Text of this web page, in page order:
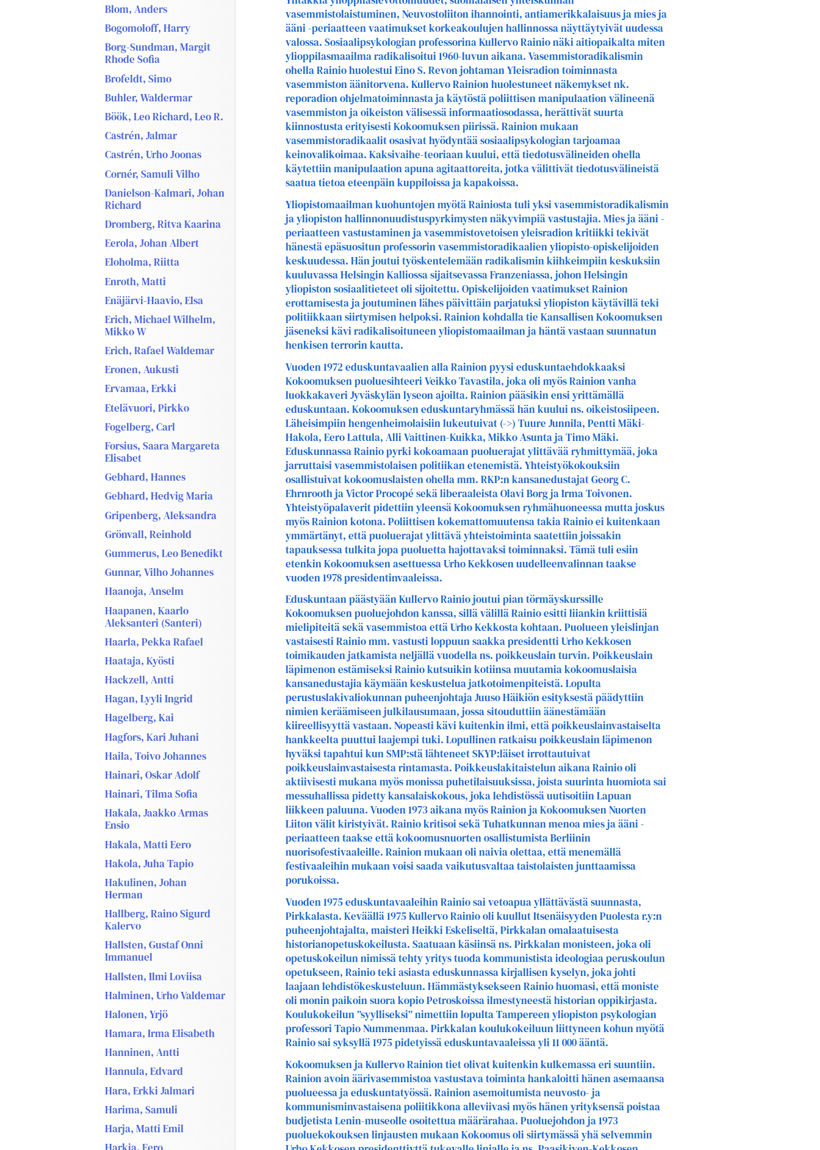
Blom, Anders
Bogomoloff, Harry
Borg-Sundman, Margit
Rhode Sofia
Brofeldt, Simo
Buhler, Waldermar
Böök, Leo Richard, Leo R.
Castrén, Jalmar
Castrén, Urho Joonas
Cornér, Samuli Vilho
Danielson-Kalmari, Johan
Richard
Dromberg, Ritva Kaarina
Eerola, Johan Albert
Eloholma, Riitta
Enroth, Matti
Enäjärvi-Haavio, Elsa
Erich, Michael Wilhelm,
Mikko W
Erich, Rafael Waldemar
Eronen, Aukusti
Ervamaa, Erkki
Etelävuori, Pirkko
Fogelberg, Carl
Forsius, Saara Margareta
Elisabet
Gebhard, Hannes
Gebhard, Hedvig Maria
Gripenberg, Aleksandra
Grönvall, Reinhold
Gummerus, Leo Benedikt
Gunnar, Vilho Johannes
Haanoja, Anselm
Haapanen, Kaarlo
Aleksanteri (Santeri)
Haarla, Pekka Rafael
Haataja, Kyösti
Hackzell, Antti
Hagan, Lyyli Ingrid
Hagelberg, Kai
Hagfors, Kari Juhani
Haila, Toivo Johannes
Hainari, Oskar Adolf
Hainari, Tilma Sofia
Hakala, Jaakko Armas
Ensio
Hakala, Matti Eero
Hakola, Juha Tapio
Hakulinen, Johan
Herman
Hallberg, Raino Sigurd
Kalervo
Hallsten, Gustaf Onni
Immanuel
Hallsten, Ilmi Loviisa
Halminen, Urho Valdemar
Halonen, Yrjö
Hamara, Irma Elisabeth
Hanninen, Antti
Hannula, Edvard
Hara, Erkki Jalmari
Harima, Samuli
Harja, Matti Emil
vasemmistolaistuminen, Neuvostoliiton ihannointi, antiamerikkalaisuus ja mies ja
ääni -periaatteen vaatimukset korkeakoulujen hallinnossa näyttäytyivät uudessa
valossa. Sosiaalipsykologian professorina Kullervo Rainio näki aitiopaikalta miten
ylioppilasmaailma radikalisoitui 1960-luvun aikana. Vasemmistoradikalismin
ohella Rainio huolestui Eino S. Revon johtaman Yleisradion toiminnasta
vasemmiston äänitorvena. Kullervo Rainion huolestuneet näkemykset nk.
reporadion ohjelmatoiminnasta ja käytöstä poliittisen manipulaation välineenä
vasemmiston ja oikeiston välisessä informaatiosodassa, herättivät suurta
kiinnostusta erityisesti Kokoomuksen piirissä. Rainion mukaan
vasemmistoradikaalit osasivat hyödyntää sosiaalipsykologian tarjoamaa
keinovalikoimaa. Kaksivaihe-teoriaan kuului, että tiedotusvälineiden ohella
käytettiin manipulaation apuna agitaattoreita, jotka välittivät tiedotusvälineistä
saatua tietoa eteenpäin kuppiloissa ja kapakoissa.
Yliopistomaailman kuohuntojen myötä Rainiosta tuli yksi vasemmistoradikalismin
ja yliopiston hallinnonuudistuspyrkimysten näkyvimpiä vastustajia. Mies ja ääni -
periaatteen vastustaminen ja vasemmistovetoisen yleisradion kritiikki tekivät
hänestä epäsuositun professorin vasemmistoradikaalien yliopisto-opiskelijoiden
keskuudessa. Hän joutui työskentelemään radikalismin kiihkeimpiin keskuksiin
kuuluvassa Helsingin Kalliossa sijaitsevassa Franzeniassa, johon Helsingin
yliopiston sosiaalitieteet oli sijoitettu. Opiskelijoiden vaatimukset Rainion
erottamisesta ja joutuminen lähes päivittäin parjatuksi yliopiston käytävillä teki
politiikkaan siirtymisen helpoksi. Rainion kohdalla tie Kansallisen Kokoomuksen
jäseneksi kävi radikalisoituneen yliopistomaailman ja häntä vastaan suunnatun
henkisen terrorin kautta.
Vuoden 1972 eduskuntavaalien alla Rainion pyysi eduskuntaehdokkaaksi
Kokoomuksen puoluesihteeri Veikko Tavastila, joka oli myös Rainion vanha
luokkakaveri Jyväskylän lyseon ajoilta. Rainion pääsikin ensi yrittämällä
eduskuntaan. Kokoomuksen eduskuntaryhmässä hän kuului ns. oikeistosiipeen.
Läheisimpiin hengenheimolaisiin lukeutuivat (->) Tuure Junnila, Pentti Mäki-
Hakola, Eero Lattula, Alli Vaittinen-Kuikka, Mikko Asunta ja Timo Mäki.
Eduskunnassa Rainio pyrki kokoamaan puoluerajat ylittävää ryhmittymää, joka
jarruttaisi vasemmistolaisen politiikan etenemistä. Yhteistyökokouksiin
osallistuivat kokoomuslaisten ohella mm. RKP:n kansanedustajat Georg C.
Ehrnrooth ja Victor Procopé sekä liberaaleista Olavi Borg ja Irma Toivonen.
Yhteistyöpalaverit pidettiin yleensä Kokoomuksen ryhmähuoneessa mutta joskus
myös Rainion kotona. Poliittisen kokemattomuutensa takia Rainio ei kuitenkaan
ymmärtänyt, että puoluerajat ylittävä yhteistoiminta saatettiin joissakin
tapauksessa tulkita jopa puoluetta hajottavaksi toiminnaksi. Tämä tuli esiin
etenkin Kokoomuksen asettuessa Urho Kekkosen uudelleenvalinnan taakse
vuoden 1978 presidentinvaaleissa.
Eduskuntaan päästyään Kullervo Rainio joutui pian törmäyskurssille
Kokoomuksen puoluejohdon kanssa, sillä välillä Rainio esitti liiankin kriittisiä
mielipiteitä sekä vasemmistoa että Urho Kekkosta kohtaan. Puolueen yleislinjan
vastaisesti Rainio mm. vastusti loppuun saakka presidentti Urho Kekkosen
toimikauden jatkamista neljällä vuodella ns. poikkeuslain turvin. Poikkeuslain
läpimenon estämiseksi Rainio kutsuikin kotiinsa muutamia kokoomuslaisia
kansanedustajia käymään keskustelua jatkotoimenpiteistä. Lopulta
perustuslakivaliokunnan puheenjohtaja Juuso Häikiön esityksestä päädyttiin
nimien keräämiseen julkilausumaan, jossa sitouduttiin äänestämään
kiireellisyyttä vastaan. Nopeasti kävi kuitenkin ilmi, että poikkeuslainvastaiselta
hankkeelta puuttui laajempi tuki. Lopullinen ratkaisu poikkeuslain läpimenon
hyväksi tapahtui kun SMP:stä lähteneet SKYP:läiset irrottautuivat
poikkeuslainvastaisesta rintamasta. Poikkeuslakitaistelun aikana Rainio oli
aktiivisesti mukana myös monissa puhetilaisuuksissa, joista suurinta huomiota sai
messuhallissa pidetty kansalaiskokous, joka lehdistössä uutisoitiin Lapuan
liikkeen paluuna. Vuoden 1973 aikana myös Rainion ja Kokoomuksen Nuorten
Liiton välit kiristyivät. Rainio kritisoi sekä Tuhatkunnan menoa mies ja ääni -
periaatteen taakse että kokoomusnuorten osallistumista Berliinin
nuorisofestivaaleille. Rainion mukaan oli naivia olettaa, että menemällä
festivaaleihin mukaan voisi saada vaikutusvaltaa taistolaisten junttaamissa
porukoissa.
Vuoden 1975 eduskuntavaaleihin Rainio sai vetoapua yllättävästä suunnasta,
Pirkkalasta. Keväällä 1975 Kullervo Rainio oli kuullut Itsenäisyyden Puolesta r.y:n
puheenjohtajalta, maisteri Heikki Eskeliseltä, Pirkkalan omalaatuisesta
historianopetuskokeilusta. Saatuaan käsiinsä ns. Pirkkalan monisteen, joka oli
opetuskokeilun nimissä tehty yritys tuoda kommunistista ideologiaa peruskoulun
opetukseen, Rainio teki asiasta eduskunnassa kirjallisen kyselyn, joka johti
laajaan lehdistökeskusteluun. Hämmästyksekseen Rainio huomasi, että moniste
oli monin paikoin suora kopio Petroskoissa ilmestyneestä historian oppikirjasta.
Koulukokeilun ”syylliseksi” nimettiin lopulta Tampereen yliopiston psykologian
professori Tapio Nummenmaa. Pirkkalan koulukokeiluun liittyneen kohun myötä
Rainio sai syksyllä 1975 pidetyissä eduskuntavaaleissa yli 11 000 ääntä.
Kokoomuksen ja Kullervo Rainion tiet olivat kuitenkin kulkemassa eri suuntiin.
Rainion avoin äärivasemmistoa vastustava toiminta hankaloitti hänen asemaansa
puolueessa ja eduskuntatyössä. Rainion asemoitumista neuvosto- ja
kommunisminvastaisena poliitikkona alleviivasi myös hänen yrityksensä poistaa
budjetista Lenin-museolle osoitettua määrärahaa. Puoluejohdon ja 1973
puoluekokouksen linjausten mukaan Kokoomus oli siirtymässä yhä selvemmin